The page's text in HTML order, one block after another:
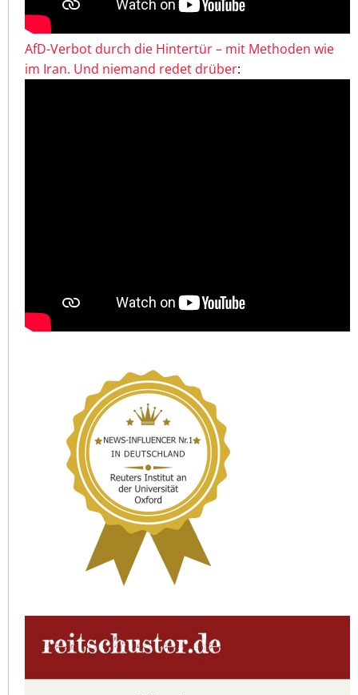
AfD-Verbot durch die Hintertür – mit Methoden wie
im Iran. Und niemand redet drüber: